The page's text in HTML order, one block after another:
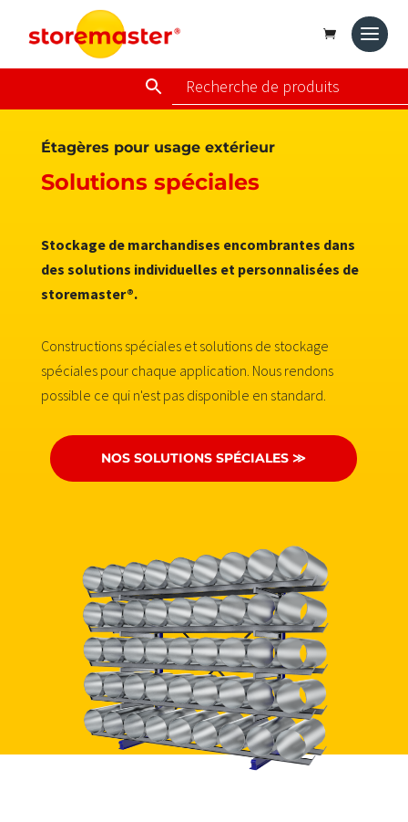
Étagères pour usage extérieur
Solutions spéciales
Stockage de marchandises encombrantes dans
des solutions individuelles et personnalisées de
storemaster®.
Constructions spéciales et solutions de stockage
spéciales pour chaque application. Nous rendons
possible ce qui n'est pas disponible en standard.
NOS SOLUTIONS SPÉCIALES ≫